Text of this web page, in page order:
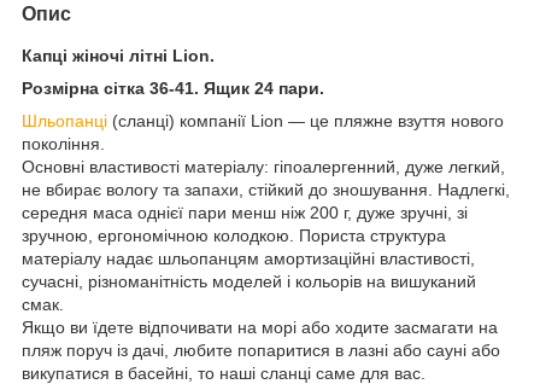
Опис
Капці жіночі літні Lion.
Розмірна сітка 36-41. Ящик 24 пари.
Шльопанці (сланці) компанії Lion — це пляжне взуття нового
покоління.
Основні властивості матеріалу: гіпоалергенний, дуже легкий,
не вбирає вологу та запахи, стійкий до зношування. Надлегкі,
середня маса однієї пари менш ніж 200 г, дуже зручні, зі
зручною, ергономічною колодкою. Пориста структура
матеріалу надає шльопанцям амортизаційні властивості,
сучасні, різноманітність моделей і кольорів на вишуканий
смак.
Якщо ви їдете відпочивати на морі або ходите засмагати на
пляж поруч із дачі, любите попаритися в лазні або сауні або
викупатися в басейні, то наші сланці саме для вас.